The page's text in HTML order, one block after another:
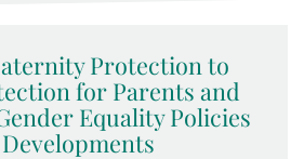
Protection to
for Parents and
Equality Policies